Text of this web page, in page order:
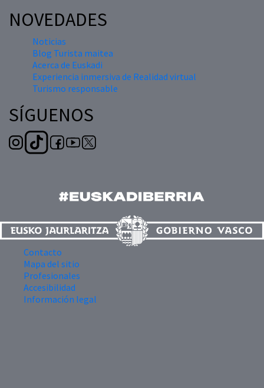
NOVEDADES
Noticias
Blog Turista maitea
Acerca de Euskadi
Experiencia inmersiva de Realidad virtual
Turismo responsable
SÍGUENOS
Contacto
Mapa del sitio
Profesionales
Accesibilidad
Información legal